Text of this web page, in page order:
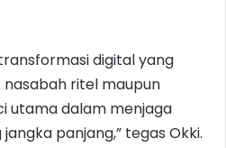
digital yang
ritel maupun
utama dalam menjaga
panjang,” tegas Okki.